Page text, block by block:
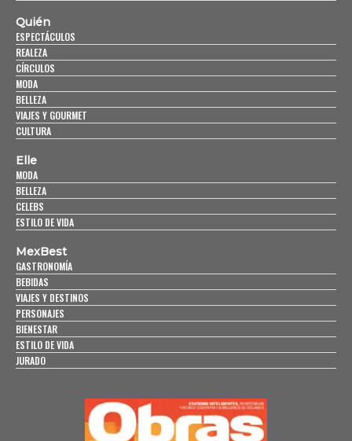
Quién
ESPECTÁCULOS
REALEZA
CÍRCULOS
MODA
BELLEZA
VIAJES Y GOURMET
CULTURA
Elle
MODA
BELLEZA
CELEBS
ESTILO DE VIDA
MexBest
GASTRONOMÍA
BEBIDAS
VIAJES Y DESTINOS
PERSONAJES
BIENESTAR
ESTILO DE VIDA
JURADO